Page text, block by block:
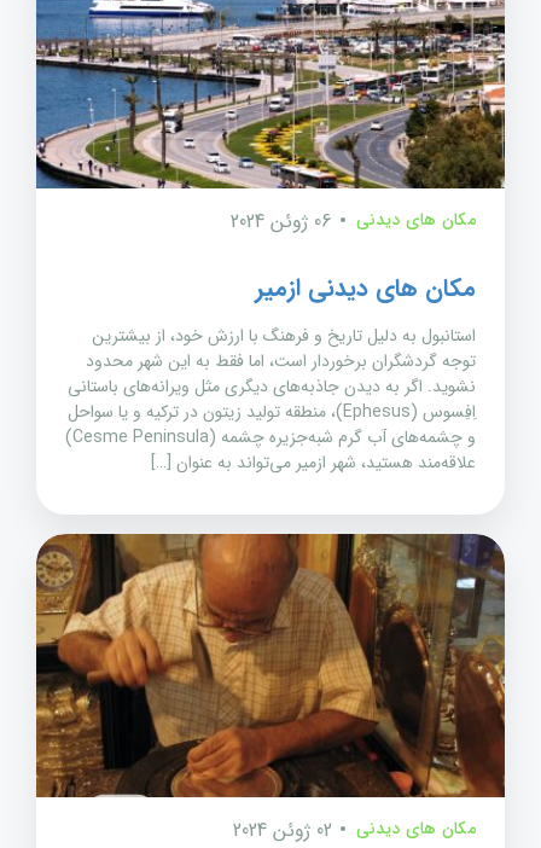
مکان های دیدنی 06 ژوئن 2024
مکان های دیدنی ازمیر
استانبول به دلیل تاریخ و فرهنگ با ارزش خود، از بیشترین
توجه گردشگران برخوردار است، اما فقط به این شهر محدود
نشوید. اگر به دیدن جاذبه‌های دیگری مثل ویرانه‌های باستانی
اِفِسوس (Ephesus)، منطقه تولید زیتون در ترکیه و یا سواحل
و چشمه‌های آب گرم شبه‌جزیره چشمه (Cesme Peninsula)
علاقه‌مند هستید، شهر ازمیر می‌تواند به عنوان […]
مکان های دیدنی 02 ژوئن 2024